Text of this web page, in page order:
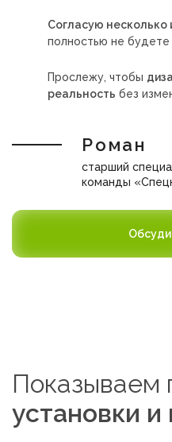
Согласую несколько
полностью не
Прослежу, чтобы
реальность без
Роман
старший
команды
Показываем
установки и